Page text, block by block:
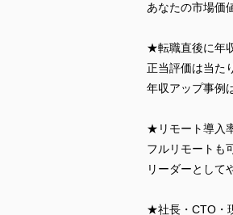
あなたの市場価
★転職直後に年
正当評価は当た
年収アップ事例
★リモート導入
フルリモートも
リーダーとして
★社長・CTO・